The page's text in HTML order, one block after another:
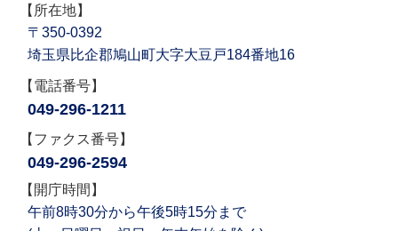
【所在地】
〒350-0392
埼玉県比企郡鳩山町大字大豆戸184番地16
【電話番号】
049-296-1211
【ファクス番号】
049-296-2594
【開庁時間】
午前8時30分から午後5時15分まで